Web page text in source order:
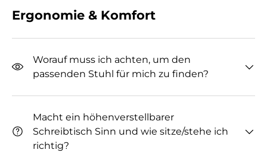
Ergonomie & Komfort
Worauf muss ich achten, um den
passenden Stuhl für mich zu finden?
Macht ein höhenverstellbarer
Schreibtisch Sinn und wie sitze/stehe ich
richtig?